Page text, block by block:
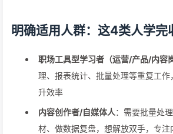
明确适用人群：这4类人学完
职场工具型学习者（运营/产品/内容岗
理、报表统计、批量处理等重复工
升效率
内容创作者/自媒体人：需要批量处
材、做数据复盘，想解放双手，专注